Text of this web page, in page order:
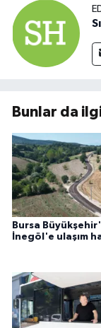
Bunlar da
Bursa
İnegöl'e ulaşım